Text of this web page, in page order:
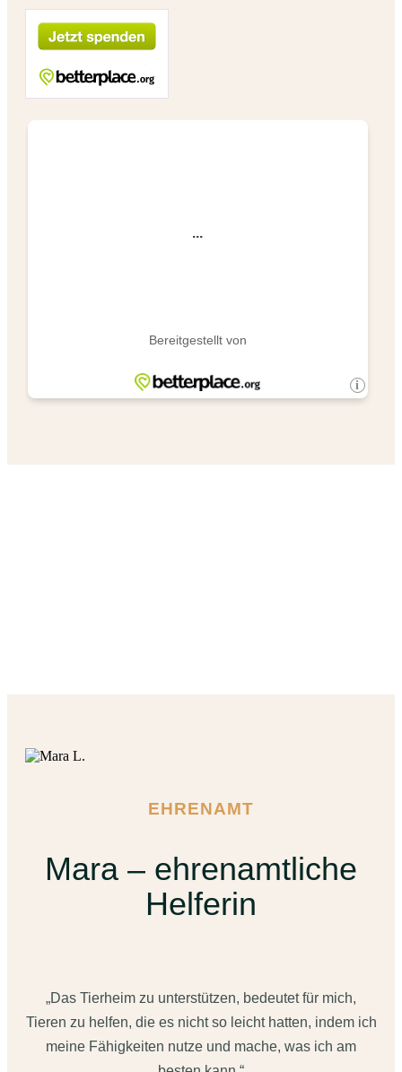
EHRENAMT
Mara – ehrenamtliche
Helferin
„Das Tierheim zu unterstützen, bedeutet für mich,
Tieren zu helfen, die es nicht so leicht hatten, indem ich
meine Fähigkeiten nutze und mache, was ich am